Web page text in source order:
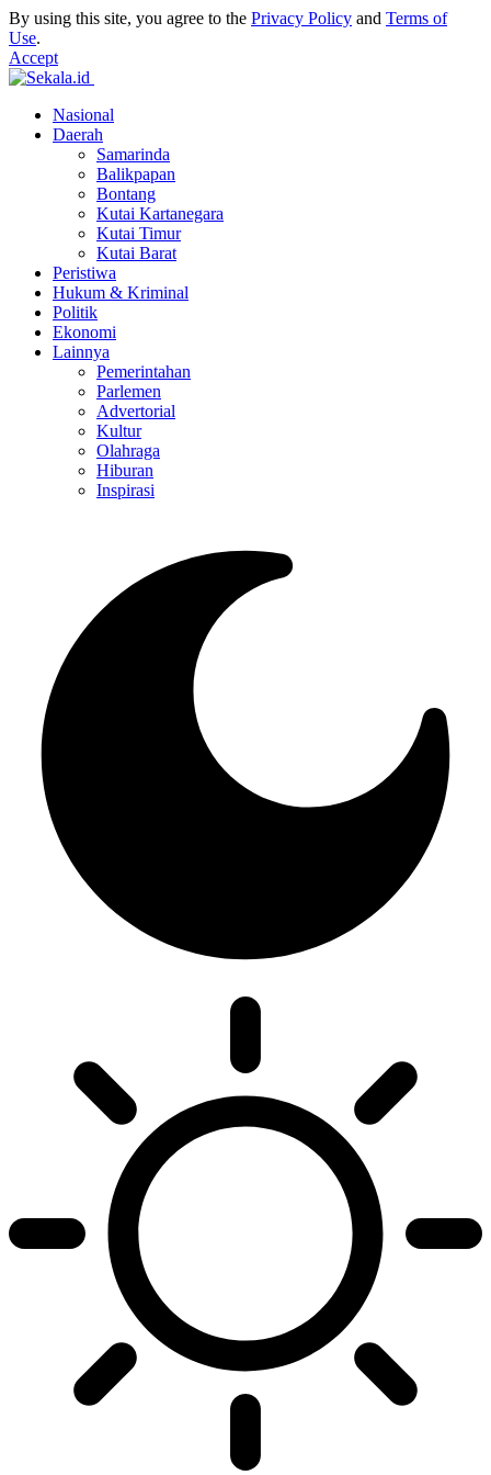
By using this site, you agree to the Privacy Policy and Terms of
Use.
Accept
Nasional
Daerah
Samarinda
Balikpapan
Bontang
Kutai Kartanegara
Kutai Timur
Kutai Barat
Peristiwa
Hukum & Kriminal
Politik
Ekonomi
Lainnya
Pemerintahan
Parlemen
Advertorial
Kultur
Olahraga
Hiburan
Inspirasi